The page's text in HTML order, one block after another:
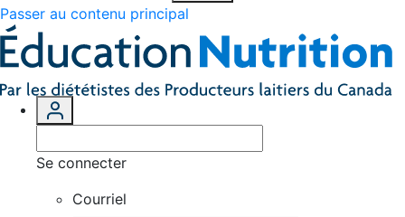
Passer au contenu principal
Se connecter
Courriel